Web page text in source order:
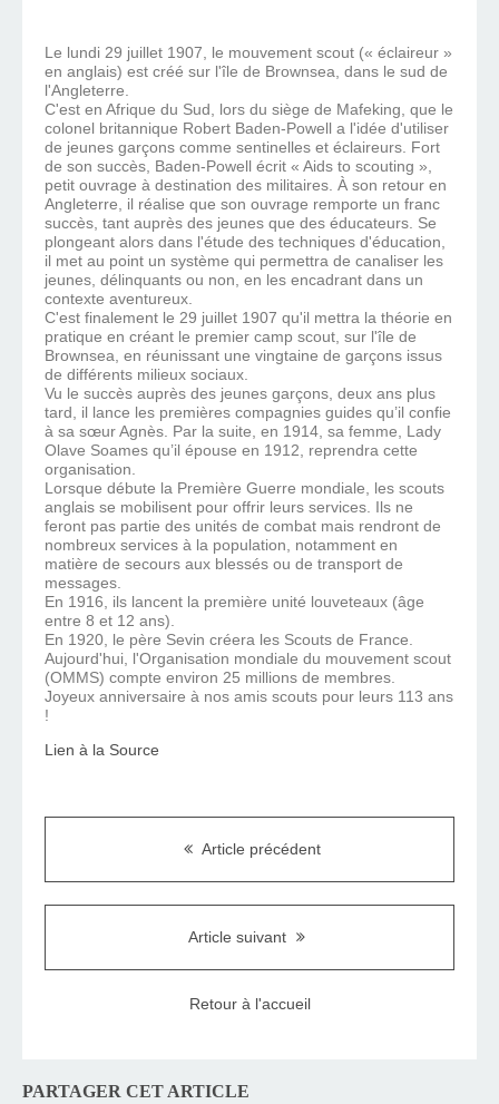
Le lundi 29 juillet 1907, le mouvement scout (« éclaireur »
en anglais) est créé sur l'île de Brownsea, dans le sud de
l'Angleterre.
C'est en Afrique du Sud, lors du siège de Mafeking, que le
colonel britannique Robert Baden-Powell a l'idée d'utiliser
de jeunes garçons comme sentinelles et éclaireurs. Fort
de son succès, Baden-Powell écrit « Aids to scouting »,
petit ouvrage à destination des militaires. À son retour en
Angleterre, il réalise que son ouvrage remporte un franc
succès, tant auprès des jeunes que des éducateurs. Se
plongeant alors dans l'étude des techniques d'éducation,
il met au point un système qui permettra de canaliser les
jeunes, délinquants ou non, en les encadrant dans un
contexte aventureux.
C'est finalement le 29 juillet 1907 qu'il mettra la théorie en
pratique en créant le premier camp scout, sur l'île de
Brownsea, en réunissant une vingtaine de garçons issus
de différents milieux sociaux.
Vu le succès auprès des jeunes garçons, deux ans plus
tard, il lance les premières compagnies guides qu’il confie
à sa sœur Agnès. Par la suite, en 1914, sa femme, Lady
Olave Soames qu’il épouse en 1912, reprendra cette
organisation.
Lorsque débute la Première Guerre mondiale, les scouts
anglais se mobilisent pour offrir leurs services. Ils ne
feront pas partie des unités de combat mais rendront de
nombreux services à la population, notamment en
matière de secours aux blessés ou de transport de
messages.
En 1916, ils lancent la première unité louveteaux (âge
entre 8 et 12 ans).
En 1920, le père Sevin créera les Scouts de France.
Aujourd'hui, l'Organisation mondiale du mouvement scout
(OMMS) compte environ 25 millions de membres.
Joyeux anniversaire à nos amis scouts pour leurs 113 ans
!
Lien à la Source
Article précédent
Article suivant
Retour à l'accueil
PARTAGER CET ARTICLE